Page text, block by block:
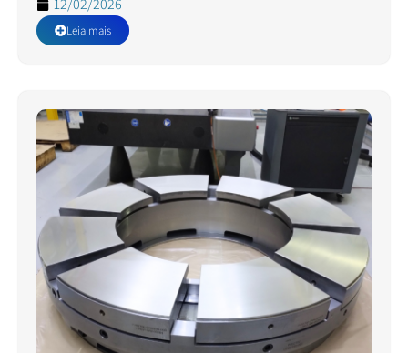
12/02/2026
Leia mais